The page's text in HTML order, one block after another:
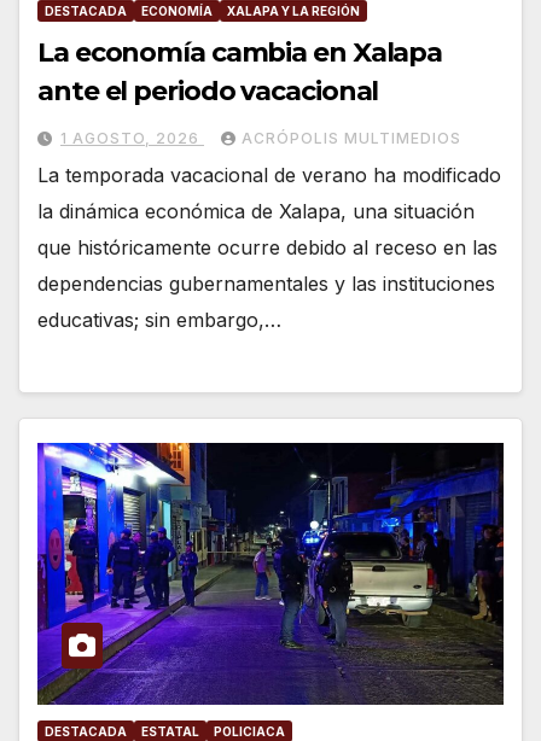
DESTACADA ECONOMÍA XALAPA Y LA REGIÓN
La economía cambia en Xalapa
ante el periodo vacacional
1 AGOSTO, 2026 ACRÓPOLIS MULTIMEDIOS
La temporada vacacional de verano ha modificado
la dinámica económica de Xalapa, una situación
que históricamente ocurre debido al receso en las
dependencias gubernamentales y las instituciones
educativas; sin embargo,…
DESTACADA ESTATAL POLICIACA